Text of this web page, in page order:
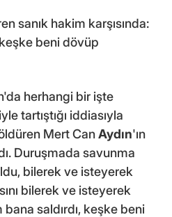
sanık hakim karşısında:
beni dövüp
herhangi bir işte
tartıştığı iddiasıyla
Mert CanAydın'ın
Duruşmada savunma
bilerek ve isteyerek
bilerek ve isteyerek
saldırdı, keşke beni